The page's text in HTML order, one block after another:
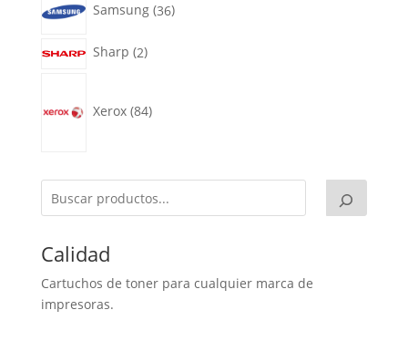
Samsung 36
productos
Sharp 22
Xerox 84productos
Calidad
Cartuchos de toner para cualquier marca de
impresoras.